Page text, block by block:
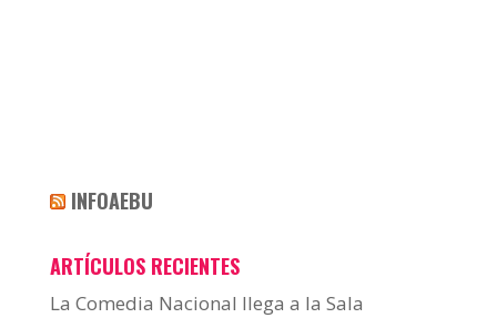
INFOAEBU
ARTÍCULOS RECIENTES
La Comedia Nacional llega a la Sala